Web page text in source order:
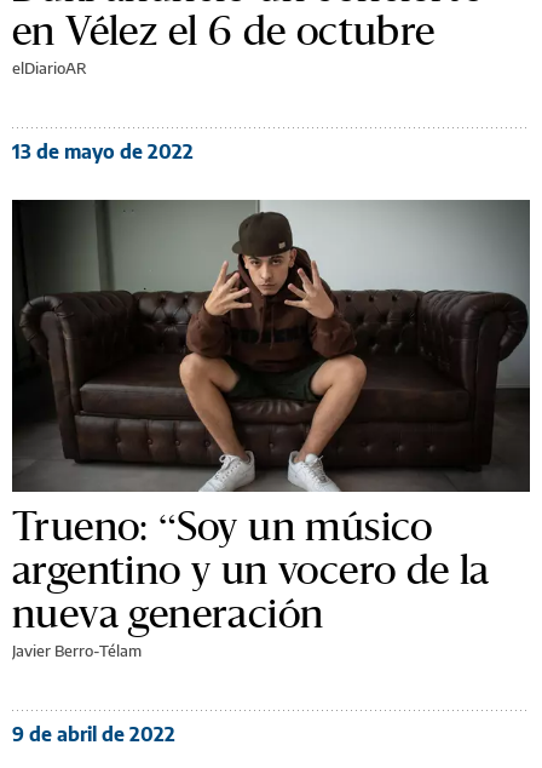
en Vélez el 6 de octubre
elDiarioAR
13 de mayo de 2022
Trueno: “Soy un músico
argentino y un vocero de la
nueva generación
Javier Berro-Télam
9 de abril de 2022